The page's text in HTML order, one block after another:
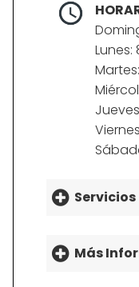
Lunes:
Servicios
Más